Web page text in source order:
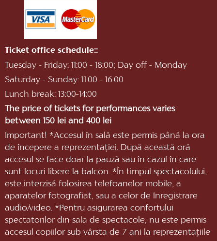
Ticket office schedule::
Tuesday - Friday: 11:00 - 18:00; Day off - Monday
Saturday - Sunday: 11.00 - 16.00
Lunch break: 13:00-14:00
The price of tickets for performances varies
between 150 lei and 400 lei
Important! *Accesul în sală este permis până la ora
de începere a reprezentaţiei. După această oră
accesul se face doar la pauză sau în cazul în care
sunt locuri libere la balcon. *În timpul spectacolului,
este interzisă folosirea telefoanelor mobile, a
aparatelor fotografiat, sau a celor de înregistrare
audio/video. *Pentru asigurarea confortului
spectatorilor din sala de spectacole, nu este permis
accesul copiilor sub vârsta de 7 ani la reprezentaţiile